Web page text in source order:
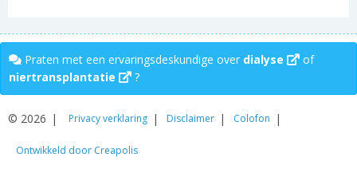
Praten met een ervaringsdeskundige over dialyse
of
niertransplantatie
?
© 2026 Privacy verklaring Disclaimer Colofon
Ontwikkeld door Creapolis